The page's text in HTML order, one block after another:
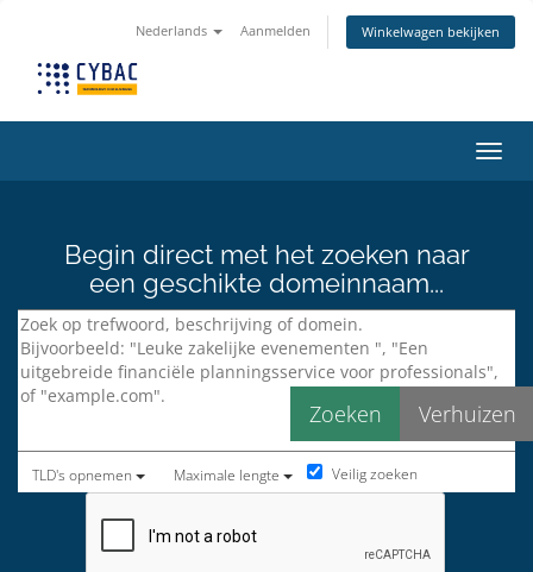
Nederlands Aanmelden Winkelwagen bekijken
Begin direct met het zoeken naar
een geschikte domeinnaam...
TLD's opnemen Maximale lengte Veilig zoeken